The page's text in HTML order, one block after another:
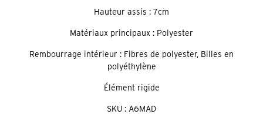
Hauteur assis : 7cm
Matériaux principaux : Polyester
Rembourrage intérieur : Fibres de polyester, Billes en
polyéthylène
Élément rigide
SKU : A6MAD